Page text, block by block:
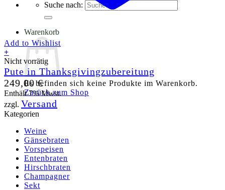
Suche nach:
Warenkorb
Es befinden sich keine Produkte im Warenkorb.
Zurück zum Shop
Add to Wishlist
+
Nicht vorrätig
Pute in Thanksgivingzubereitung
249,00€
Enthält 7% Mwst.
zzgl. Versand
Kategorien
Weine
Gänsebraten
Vorspeisen
Entenbraten
Hirschbraten
Champagner
Sekt